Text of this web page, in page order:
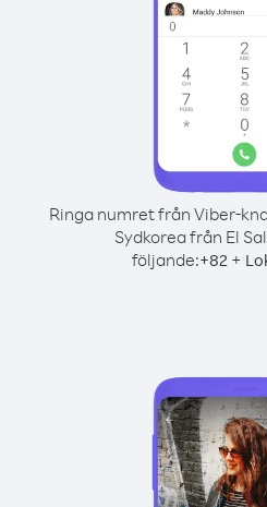
Ringa numret från Viber-
Sydkorea från El
följande:+82+